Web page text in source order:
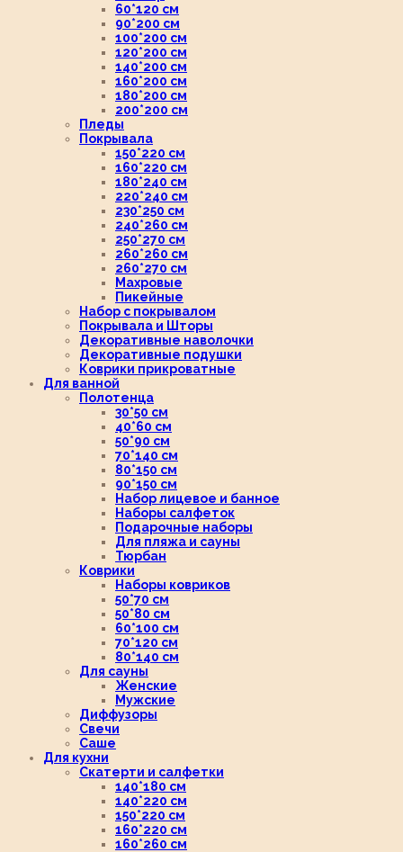
60*120 см
90*200 см
100*200 см
120*200 см
140*200 см
160*200 см
180*200 см
200*200 см
Пледы
Покрывала
150*220 см
160*220 см
180*240 см
220*240 см
230*250 см
240*260 см
250*270 см
260*260 см
260*270 см
Махровые
Пикейные
Набор с покрывалом
Покрывала и Шторы
Декоративные наволочки
Декоративные подушки
Коврики прикроватные
Для ванной
Полотенца
30*50 см
40*60 см
50*90 см
70*140 см
80*150 см
90*150 см
Набор лицевое и банное
Наборы салфеток
Подарочные наборы
Для пляжа и сауны
Тюрбан
Коврики
Наборы ковриков
50*70 см
50*80 см
60*100 см
70*120 см
80*140 см
Для сауны
Женские
Мужские
Диффузоры
Свечи
Саше
Для кухни
Скатерти и салфетки
140*180 см
140*220 см
150*220 см
160*220 см
160*260 см